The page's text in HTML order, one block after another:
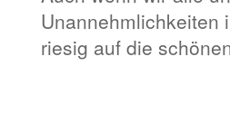
Unannehmlichkeiten
riesig auf die